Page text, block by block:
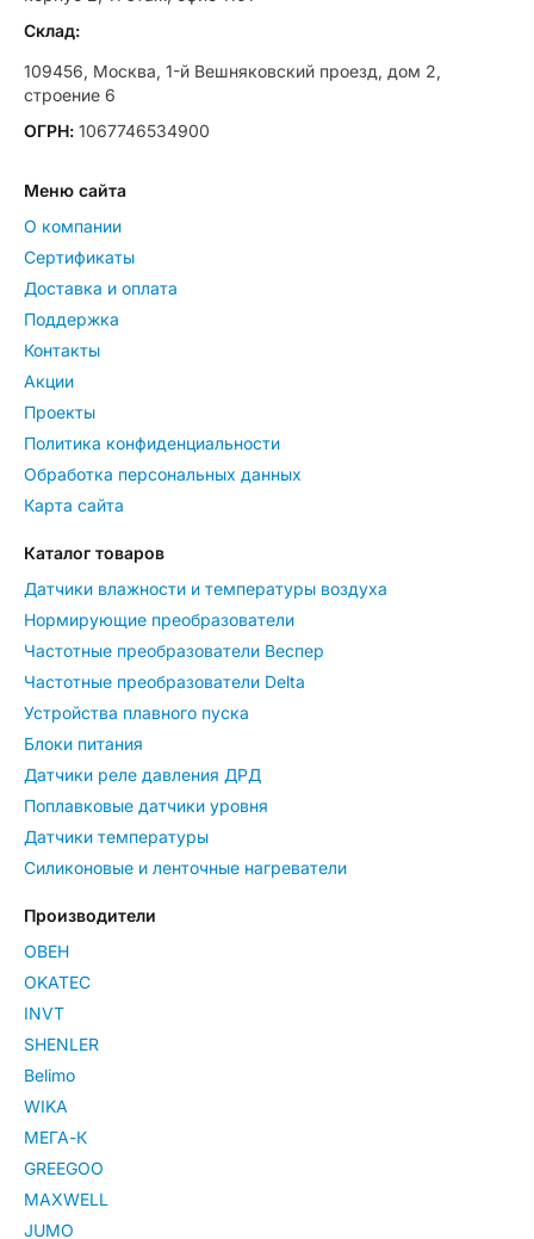
Склад:
109456, Москва, 1-й Вешняковский проезд, дом 2,
строение 6
ОГРН: 1067746534900
Меню сайта
О компании
Сертификаты
Доставка и оплата
Поддержка
Контакты
Акции
Проекты
Политика конфиденциальности
Обработка персональных данных
Карта сайта
Каталог товаров
Датчики влажности и температуры воздуха
Нормирующие преобразователи
Частотные преобразователи Веспер
Частотные преобразователи Delta
Устройства плавного пуска
Блоки питания
Датчики реле давления ДРД
Поплавковые датчики уровня
Датчики температуры
Силиконовые и ленточные нагреватели
Производители
ОВЕН
OKATEC
INVT
SHENLER
Belimo
WIKA
МЕГА-К
GREEGOO
MAXWELL
JUMO